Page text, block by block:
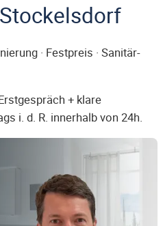
· Festpreis · Sanitär-
+ klare
i. d. R. innerhalb von 24h.